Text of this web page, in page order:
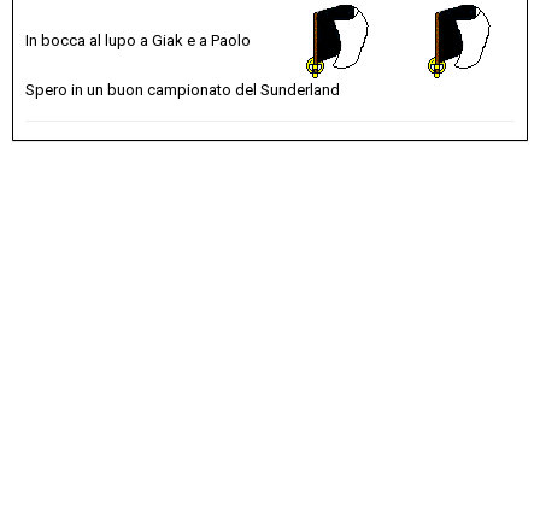
In bocca al lupo a Giak e a Paolo
Spero in un buon campionato del Sunderland